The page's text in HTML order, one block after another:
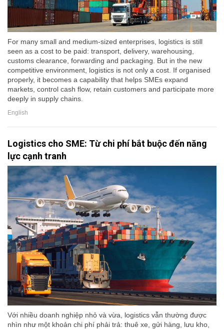
For many small and medium-sized enterprises, logistics is still
seen as a cost to be paid: transport, delivery, warehousing,
customs clearance, forwarding and packaging. But in the new
competitive environment, logistics is not only a cost. If organised
properly, it becomes a capability that helps SMEs expand
markets, control cash flow, retain customers and participate more
deeply in supply chains.
English
Logistics cho SME: Từ chi phí bắt buộc đến năng
lực cạnh tranh
Với nhiều doanh nghiệp nhỏ và vừa, logistics vẫn thường được
nhìn như một khoản chi phí phải trả: thuê xe, gửi hàng, lưu kho,